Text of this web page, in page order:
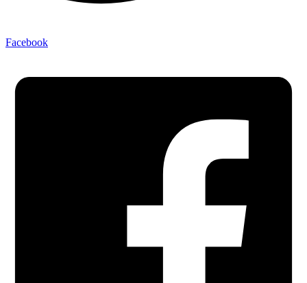
Facebook